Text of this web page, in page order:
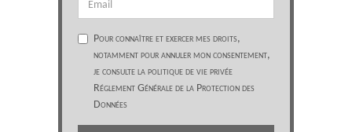
Pour connaître et exercer mes droits,
notamment pour annuler mon consentement,
je consulte la politique de vie privée
Réglement Générale de la Protection des
Données